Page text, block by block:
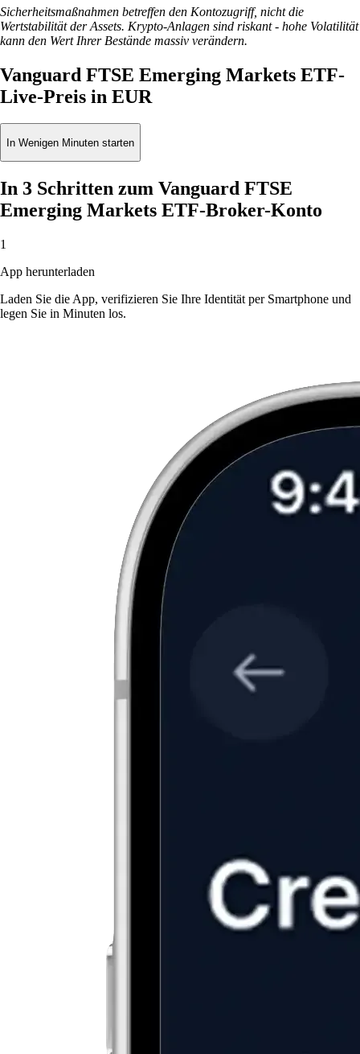
Sicherheitsmaßnahmen betreffen den Kontozugriff, nicht die
Wertstabilität der Assets. Krypto-Anlagen sind riskant - hohe Volatilität
kann den Wert Ihrer Bestände massiv verändern.
Vanguard FTSE Emerging Markets ETF-
Live-Preis in EUR
In Wenigen Minuten starten
In 3 Schritten zum Vanguard FTSE
Emerging Markets ETF-Broker-Konto
1
App herunterladen
Laden Sie die App, verifizieren Sie Ihre Identität per Smartphone und
legen Sie in Minuten los.